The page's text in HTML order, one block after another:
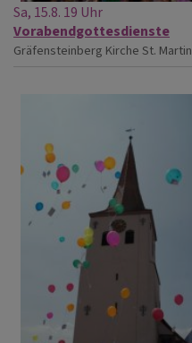
Sa, 15.8. 19 Uhr
Vorabendgottesdienste
Gräfensteinberg Kirche St. Martin